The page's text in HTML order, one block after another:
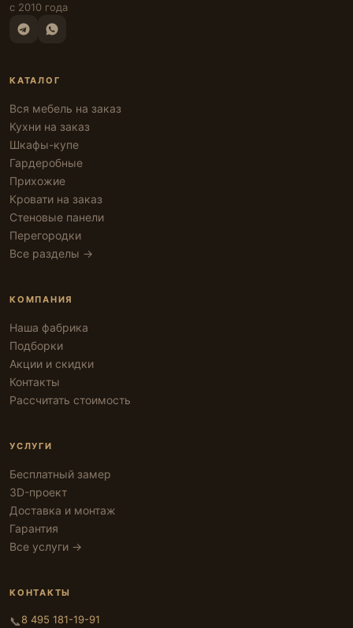
с 2010 года
КАТАЛОГ
Вся мебель на заказ
Кухни на заказ
Шкафы-купе
Гардеробные
Прихожие
Кровати на заказ
Стеновые панели
Перегородки
Все разделы →
КОМПАНИЯ
Наша фабрика
Подборки
Акции и скидки
Контакты
Рассчитать стоимость
УСЛУГИ
Бесплатный замер
3D-проект
Доставка и монтаж
Гарантия
Все услуги →
КОНТАКТЫ
📞8 495 181-19-91